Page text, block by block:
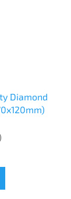
Diamond